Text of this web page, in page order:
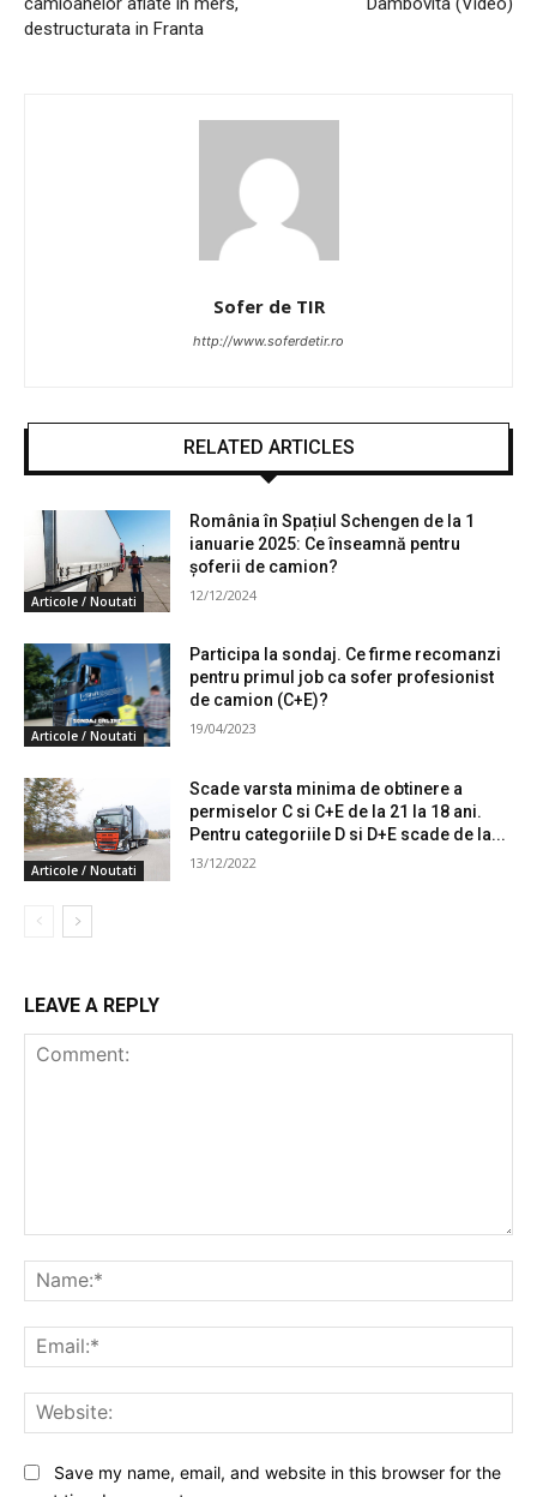
destructurata in Franta
Sofer de TIR
http://www.soferdetir.ro
RELATED ARTICLES
Articole / Noutati
România în Spațiul Schengen de la 1
ianuarie 2025: Ce înseamnă pentru
șoferii de camion?
12/12/2024
Articole / Noutati
Participa la sondaj. Ce firme recomanzi
pentru primul job ca sofer profesionist
de camion (C+E)?
19/04/2023
Articole / Noutati
Scade varsta minima de obtinere a
permiselor C si C+E de la 21 la 18 ani.
Pentru categoriile D si D+E scade de la...
13/12/2022
LEAVE A REPLY
Save my name, email, and website in this browser for the